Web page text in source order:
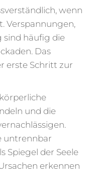
wenn
Verspannungen,
sind häufig die
Das
erste Schritt zur
und die
untrennbar
Spiegel der Seele
erkennen